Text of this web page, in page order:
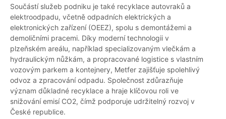
Součástí služeb podniku je také recyklace autovraků a
elektroodpadu, včetně odpadních elektrických a
elektronických zařízení (OEEZ), spolu s demontážemi a
demoličními pracemi. Díky moderní technologii v
plzeňském areálu, například specializovaným vlečkám a
hydraulickým nůžkám, a propracované logistice s vlastním
vozovým parkem a kontejnery, Metfer zajišťuje spolehlivý
odvoz a zpracování odpadu. Společnost zdůrazňuje
význam důkladné recyklace a hraje klíčovou roli ve
snižování emisí CO2, čímž podporuje udržitelný rozvoj v
České republice.